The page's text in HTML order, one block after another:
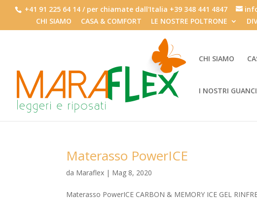
+41 91 225 64 14 / per chiamate dall'Italia +39 348 441 4847
CHI SIAMO
CASA & COMFORT LE NOSTRE POLTRONE
CHI SIAMO
I NOSTRI
Materasso PowerICE
da Maraflex | Mag 8, 2020
Materasso PowerICE CARBON & MEMORY ICE GEL